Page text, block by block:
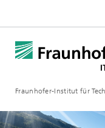
Fraunhofer-Institut für